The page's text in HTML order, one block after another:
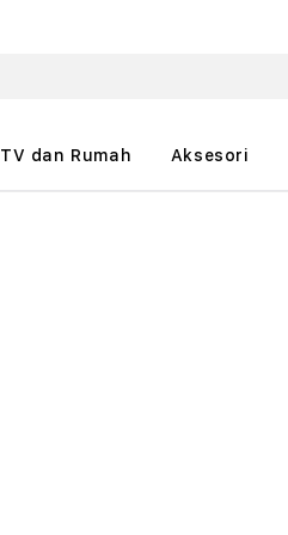
TV dan Rumah Aksesori